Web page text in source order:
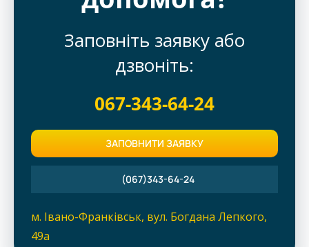
Заповніть заявку або
дзвоніть:
067-343-64-24
ЗАПОВНИТИ ЗАЯВКУ
(067)343-64-24
м. Івано-Франківськ, вул. Богдана Лепкого,
49a